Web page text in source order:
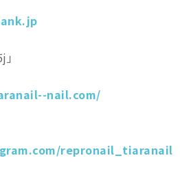
nail.com/
repronail_tiaranail